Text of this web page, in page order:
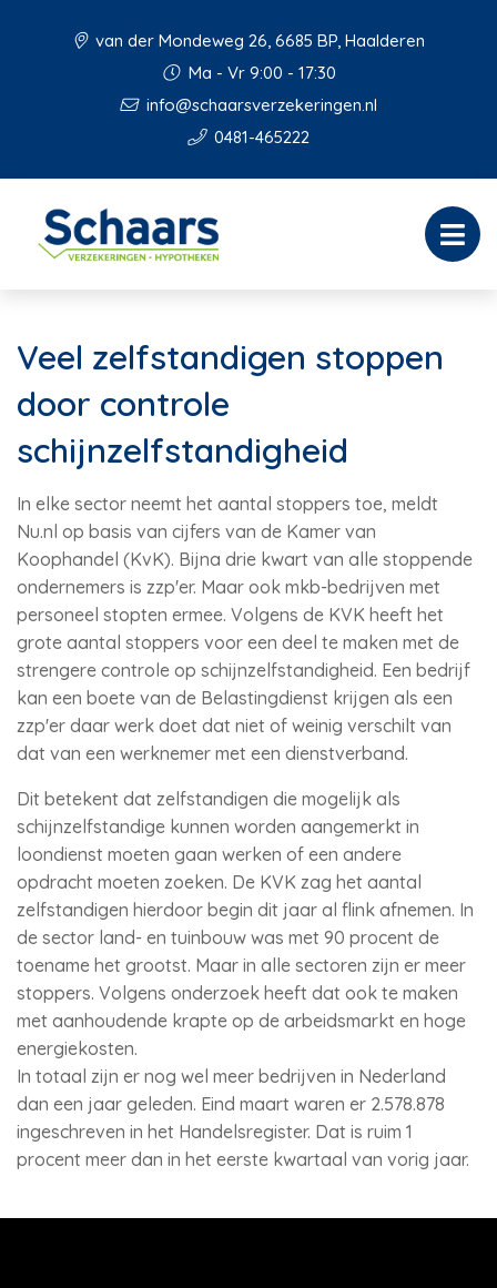
van der Mondeweg 26, 6685 BP, Haalderen
Ma - Vr 9:00 - 17:30
info@schaarsverzekeringen.nl
0481-465222
Veel zelfstandigen stoppen
door controle
schijnzelfstandigheid
In elke sector neemt het aantal stoppers toe, meldt
Nu.nl op basis van cijfers van de Kamer van
Koophandel (KvK). Bijna drie kwart van alle stoppende
ondernemers is zzp'er. Maar ook mkb-bedrijven met
personeel stopten ermee. Volgens de KVK heeft het
grote aantal stoppers voor een deel te maken met de
strengere controle op schijnzelfstandigheid. Een bedrijf
kan een boete van de Belastingdienst krijgen als een
zzp'er daar werk doet dat niet of weinig verschilt van
dat van een werknemer met een dienstverband.
Dit betekent dat zelfstandigen die mogelijk als
schijnzelfstandige kunnen worden aangemerkt in
loondienst moeten gaan werken of een andere
opdracht moeten zoeken. De KVK zag het aantal
zelfstandigen hierdoor begin dit jaar al flink afnemen. In
de sector land- en tuinbouw was met 90 procent de
toename het grootst. Maar in alle sectoren zijn er meer
stoppers. Volgens onderzoek heeft dat ook te maken
met aanhoudende krapte op de arbeidsmarkt en hoge
energiekosten.
In totaal zijn er nog wel meer bedrijven in Nederland
dan een jaar geleden. Eind maart waren er 2.578.878
ingeschreven in het Handelsregister. Dat is ruim 1
procent meer dan in het eerste kwartaal van vorig jaar.